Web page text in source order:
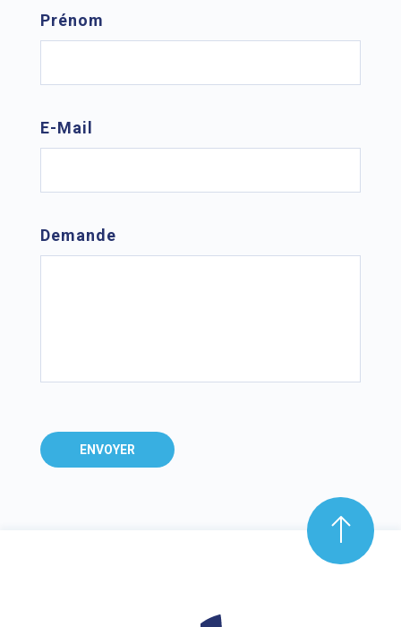
Prénom
E-Mail
Demande
ENVOYER